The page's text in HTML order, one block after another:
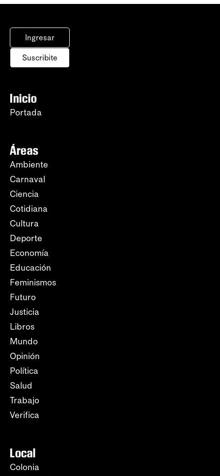
Ingresar
Suscribite
Inicio
Portada
Áreas
Ambiente
Carnaval
Ciencia
Cotidiana
Cultura
Deporte
Economía
Educación
Feminismos
Futuro
Justicia
Libros
Mundo
Opinión
Política
Salud
Trabajo
Verifica
Local
Colonia